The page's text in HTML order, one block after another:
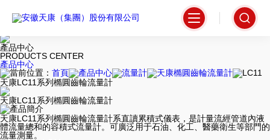
99热精品在线-综合五月天-av你懂的-www.成人av-日本一区二区三区在
线视频-日韩三级黄色片-日本一级淫片免费放-射死你天天日-久久五月综
合-东京热一区二区三区四区-亚洲污网站-av男人的天堂在线观看-国产女
產品中心
PRODUCTS CENTER
產品中心
當前位置： 首頁 產品中心 流量計 天康橢圓齒輪流量計
LC11
天康LC11系列橢圓齒輪流量計
天康LC11系列橢圓齒輪流量計
產品簡介
天康LC11系列橢圓齒輪流量計系直讀累積式儀表，是計量流經管道內液
體流量總和的容積式流量計。可廣泛用于石油、化工、醫藥衛生等部門的
流量測量。